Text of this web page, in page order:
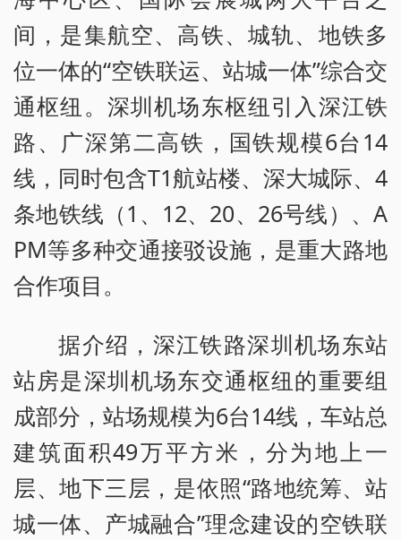
间，是集航空、高铁、城轨、地铁多
位一体的“空铁联运、站城一体”综合交
通枢纽。深圳机场东枢纽引入深江铁
路、广深第二高铁，国铁规模6台14
线，同时包含T1航站楼、深大城际、4
条地铁线（1、12、20、26号线）、A
PM等多种交通接驳设施，是重大路地
合作项目。
据介绍，深江铁路深圳机场东站
站房是深圳机场东交通枢纽的重要组
成部分，站场规模为6台14线，车站总
建筑面积49万平方米，分为地上一
层、地下三层，是依照“路地统筹、站
城一体、产城融合”理念建设的空铁联